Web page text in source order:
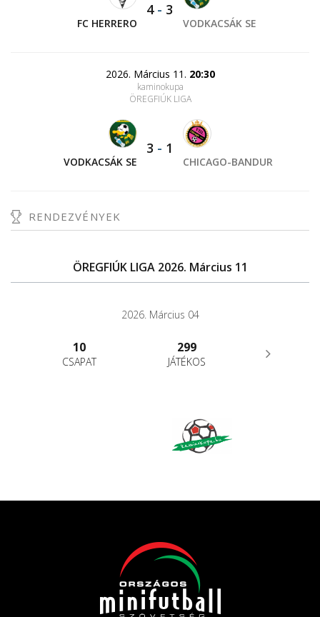
FC HERRERO
4- 3
VODKACSÁK SE
2026. Március 11. 20:30
kaminokupa
ÖREGFIÚK LIGA
VODKACSÁK SE
3 - 1
CHICAGO-BANDUR
RENDEZVÉNYEK
ÖREGFIÚK LIGA 2026. Március 11
2026. Március 04
10
CSAPAT
299
JÁTÉKOS